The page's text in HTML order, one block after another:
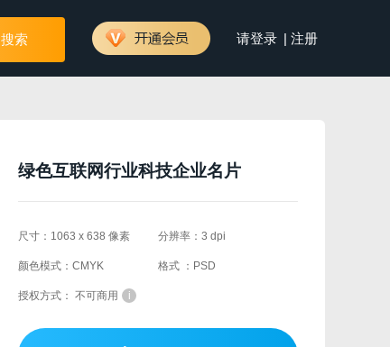
搜索 请登录 | 注册
绿色互联网行业科技企业名片
尺寸：1063 x 638 像素 分辨率：3 dpi
颜色模式：CMYK 格式 ：PSD
授权方式： 不可商用 i